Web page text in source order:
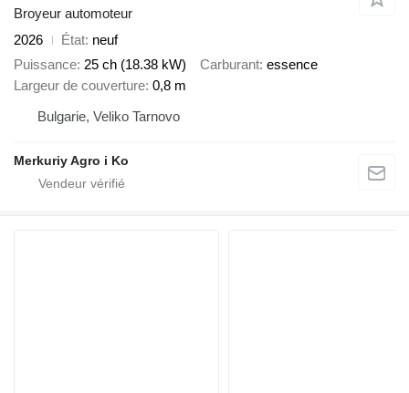
Broyeur automoteur
2026
État neuf
Puissance 25 ch (18.38 kW) Carburant essence
Largeur de couverture 0,8 m
Bulgarie, Veliko Tarnovo
Merkuriy Agro i Ko